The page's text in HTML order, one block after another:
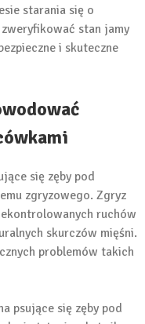
starania się o
stan jamy
i skuteczne
się zęby pod
zgryzowego. Zgryz
ruchów
skurczów mięśni.
problemów takich
psujące się zęby pod